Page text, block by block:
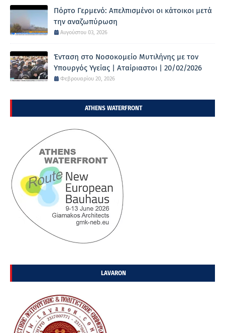
Πόρτο Γερμενό: Απελπισμένοι οι κάτοικοι μετά
την αναζωπύρωση
Αυγούστου 03, 2026
Ένταση στο Νοσοκομείο Μυτιλήνης με τον
Υπουργός Υγείας | Αταίριαστοι | 20/02/2026
Φεβρουαρίου 20, 2026
ATHENS WATERFRONT
LAVARON